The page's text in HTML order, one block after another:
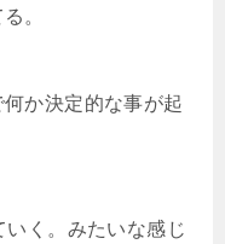
。
か決定的な事が起
く。みたいな感じ